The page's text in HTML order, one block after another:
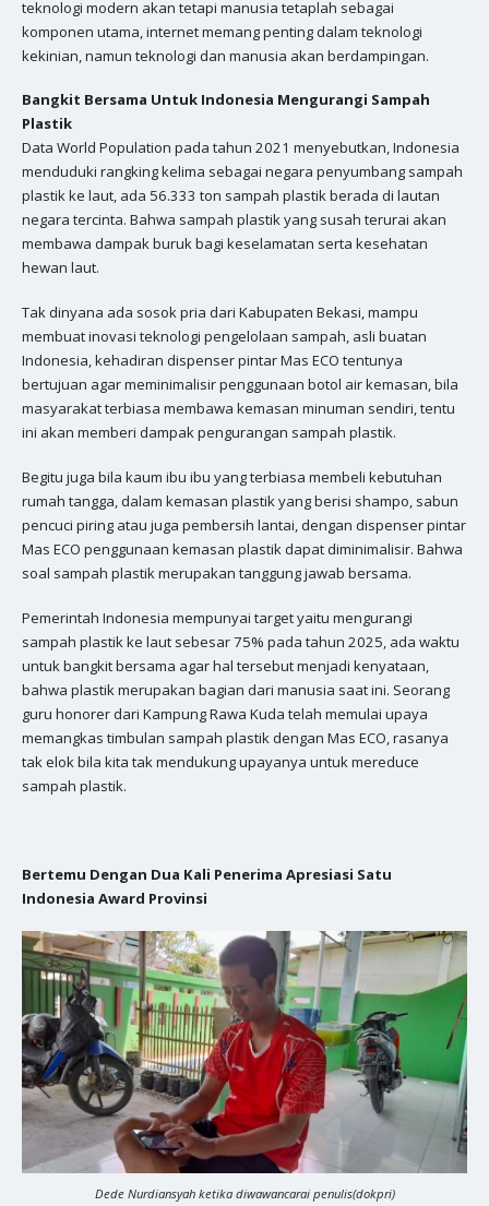
teknologi modern akan tetapi manusia tetaplah sebagai
komponen utama, internet memang penting dalam teknologi
kekinian, namun teknologi dan manusia akan berdampingan.
Bangkit Bersama Untuk Indonesia Mengurangi Sampah
Plastik
Data World Population pada tahun 2021 menyebutkan, Indonesia
menduduki rangking kelima sebagai negara penyumbang sampah
plastik ke laut, ada 56.333 ton sampah plastik berada di lautan
negara tercinta. Bahwa sampah plastik yang susah terurai akan
membawa dampak buruk bagi keselamatan serta kesehatan
hewan laut.
Tak dinyana ada sosok pria dari Kabupaten Bekasi, mampu
membuat inovasi teknologi pengelolaan sampah, asli buatan
Indonesia, kehadiran dispenser pintar Mas ECO tentunya
bertujuan agar meminimalisir penggunaan botol air kemasan, bila
masyarakat terbiasa membawa kemasan minuman sendiri, tentu
ini akan memberi dampak pengurangan sampah plastik.
Begitu juga bila kaum ibu ibu yang terbiasa membeli kebutuhan
rumah tangga, dalam kemasan plastik yang berisi shampo, sabun
pencuci piring atau juga pembersih lantai, dengan dispenser pintar
Mas ECO penggunaan kemasan plastik dapat diminimalisir. Bahwa
soal sampah plastik merupakan tanggung jawab bersama.
Pemerintah Indonesia mempunyai target yaitu mengurangi
sampah plastik ke laut sebesar 75% pada tahun 2025, ada waktu
untuk bangkit bersama agar hal tersebut menjadi kenyataan,
bahwa plastik merupakan bagian dari manusia saat ini. Seorang
guru honorer dari Kampung Rawa Kuda telah memulai upaya
memangkas timbulan sampah plastik dengan Mas ECO, rasanya
tak elok bila kita tak mendukung upayanya untuk mereduce
sampah plastik.
Bertemu Dengan Dua Kali Penerima Apresiasi Satu
Indonesia Award Provinsi
Dede Nurdiansyah ketika diwawancarai penulis(dokpri)